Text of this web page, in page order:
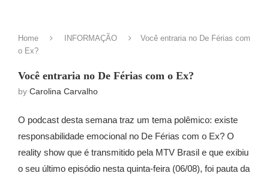
Home INFORMAÇÃO
Você entraria no De Férias com
o Ex?
Você entraria no De Férias com o Ex?
by Carolina Carvalho
O podcast desta semana traz um tema polêmico: existe
responsabilidade emocional no De Férias com o Ex? O
reality show que é transmitido pela MTV Brasil e que exibiu
o seu último episódio nesta quinta-feira (06/08), foi pauta da